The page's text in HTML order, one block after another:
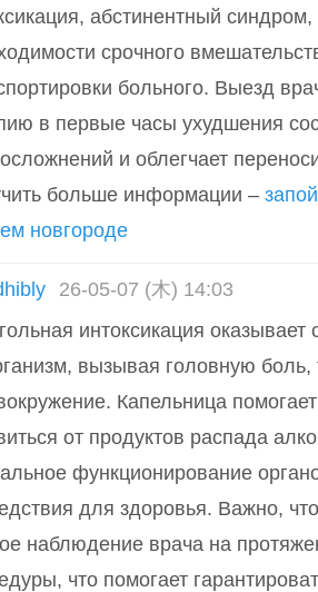
абстинентный
срочного
больного. Выезд
в первые часы ухудшения
и облегчает
больше информации –
новгороде
26-05-07 (木) 14:03
интоксикация оказывает
вызывая головную боль,
Капельница
от продуктов распада
функционирование
для здоровья. Важно,
наблюдение врача на
что помогает